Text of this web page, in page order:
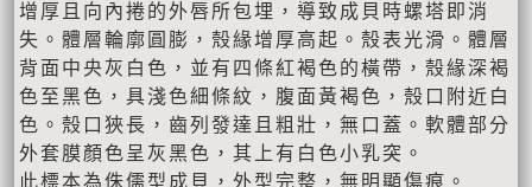
增厚且向內捲的外唇所包埋，導致成貝時螺塔即消
失。體層輪廓圓膨，殼緣增厚高起。殼表光滑。體層
背面中央灰白色，並有四條紅褐色的橫帶，殼緣深褐
色至黑色，具淺色細條紋，腹面黃褐色，殼口附近白
色。殼口狹長，齒列發達且粗壯，無口蓋。軟體部分
外套膜顏色呈灰黑色，其上有白色小乳突。
此標本為侏儒型成貝，外型完整，無明顯傷痕。